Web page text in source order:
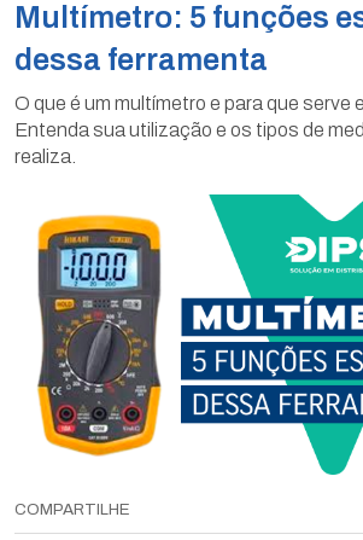
Multímetro: 5 funções
dessa ferramenta
O que é um multímetro e para que serve
Entenda sua utilização e os tipos de
realiza.
COMPARTILHE